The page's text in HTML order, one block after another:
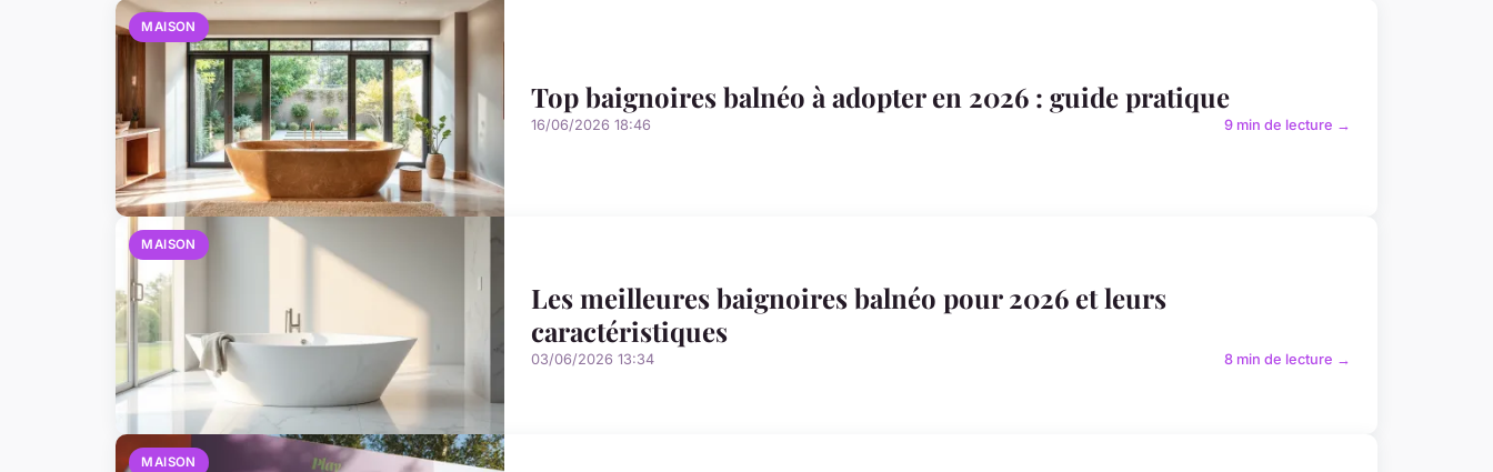
MAISON
Top baignoires balnéo à adopter en 2026 : guide pratique
16/06/2026 18:46 9 min de lecture →
MAISON
Les meilleures baignoires balnéo pour 2026 et leurs
caractéristiques
03/06/2026 13:34 8 min de lecture →
MAISON